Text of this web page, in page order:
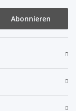
Abonnieren